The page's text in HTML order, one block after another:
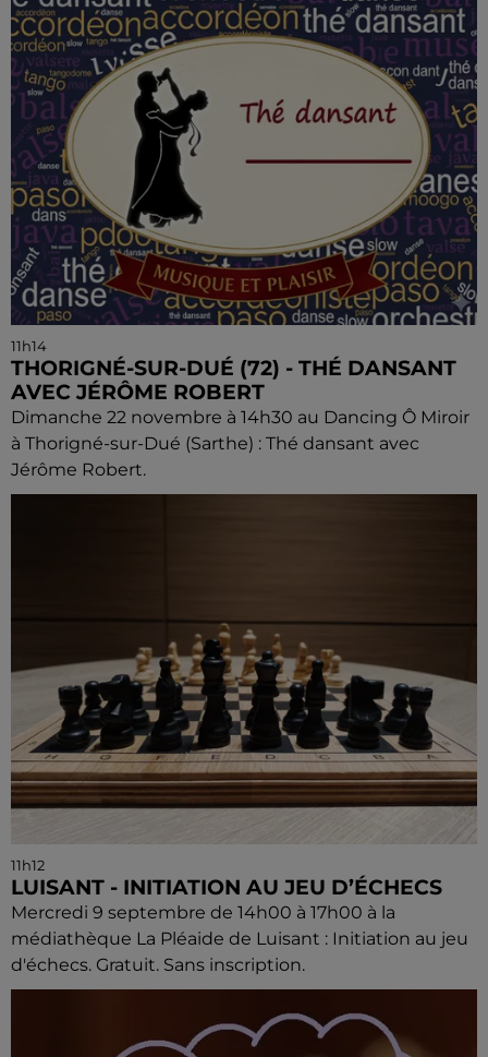
11h14
THORIGNÉ-SUR-DUÉ (72) - THÉ DANSANT
AVEC JÉRÔME ROBERT
Dimanche 22 novembre à 14h30 au Dancing Ô Miroir
à Thorigné-sur-Dué (Sarthe) : Thé dansant avec
Jérôme Robert.
11h12
LUISANT - INITIATION AU JEU D’ÉCHECS
Mercredi 9 septembre de 14h00 à 17h00 à la
médiathèque La Pléaide de Luisant : Initiation au jeu
d'échecs. Gratuit. Sans inscription.